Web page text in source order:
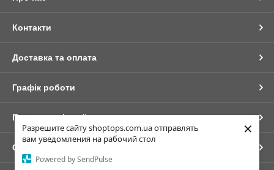
Разрешите сайту shoptops.com.ua отправлять
вам уведомления на рабочий стол
Powered by SendPulse
×
Контакти
Доставка та оплата
Графік роботи
Повна версія сайту
Сайт створено на маркетплейсі